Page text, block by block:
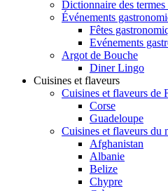
Dictionnaire des
Événements
Fêtes
Evénements
Argot de Bouche
Diner Lingo
Cuisines et flaveurs
Cuisines et flaveurs de
Corse
Guadeloupe
Cuisines et flaveurs du
Afghanistan
Albanie
Belize
Chypre